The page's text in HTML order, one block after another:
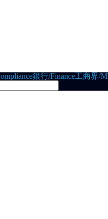
銀行/Finance工商界/